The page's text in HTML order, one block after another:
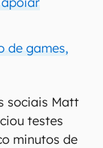
de games,
sociais Matt
testes
minutos de